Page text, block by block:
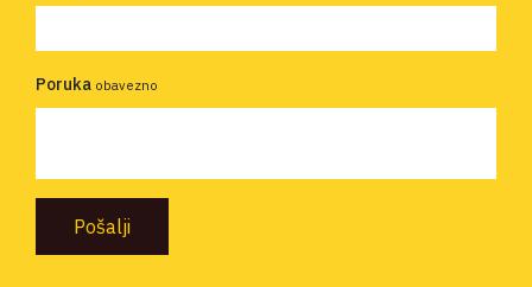
Poruka obavezno
Pošalji